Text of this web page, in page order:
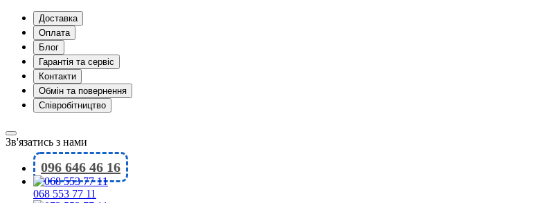
Доставка
Оплата
Блог
Гарантія та сервіс
Контакти
Обмін та повернення
Співробітництво
Зв'язатись з нами
096 646 46 16
068 553 77 11